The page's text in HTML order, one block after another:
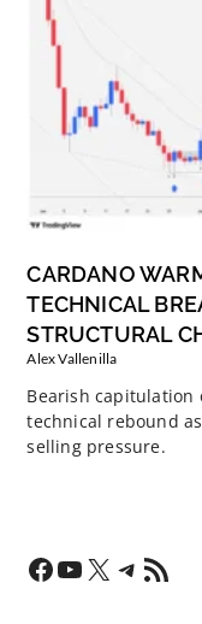
CARDANO
TECHNICAL
STRUCTURAL
Alex Vallenilla
Bearish capitulation
technical rebound
selling pressure.